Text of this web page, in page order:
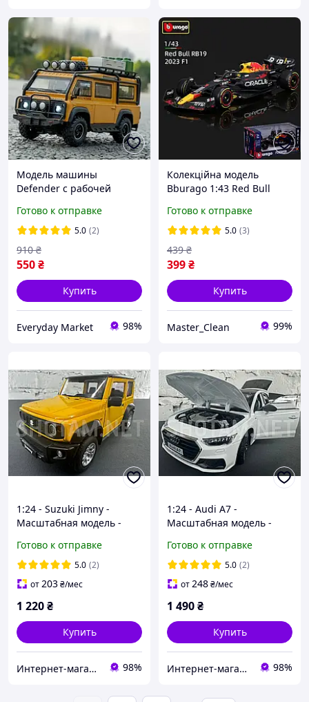
Модель машины
Defender с рабочей
съемными аксессуарами
в масштабе 1:32
Готово к отправке
5.0 (2)
550₴
910 ₴
Купить
Everyday Market 98%
Колекційна модель
Bburago 1:43 Red Bull
Verstappen. Формула 1.
Formula 1
Готово к отправке
5.0 (3)
399₴
439 ₴
Купить
Master_Clean 99%
1:24 - Suzuki Jimny -
Масштабная модель -
Готово к отправке
5.0 (2)
от203₴/мес
1 220₴
Купить
Интернет-магазин shotam.net 98%
1:24 - Audi A7 -
Масштабная модель -
Готово к отправке
5.0 (2)
от248₴/мес
1 490₴
Купить
Интернет-магазин shotam.net 98%